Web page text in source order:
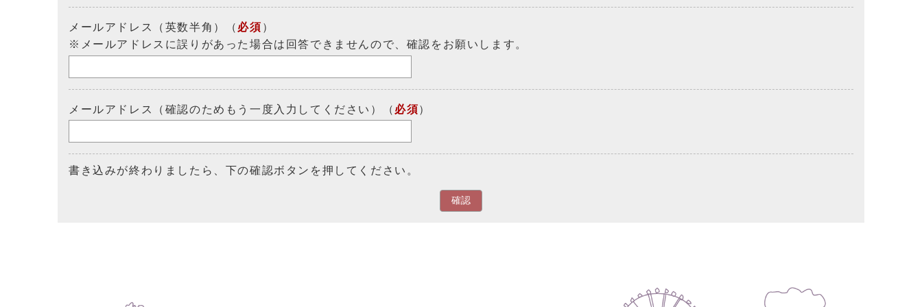
メールアドレス（英数半角）（ 必須 ）
※メールアドレスに誤りがあった場合は回答できませんので、確認をお願いします。
メールアドレス（確認のためもう一度入力してください）（ 必須）
書き込みが終わりましたら、下の確認ボタンを押してください。
確認